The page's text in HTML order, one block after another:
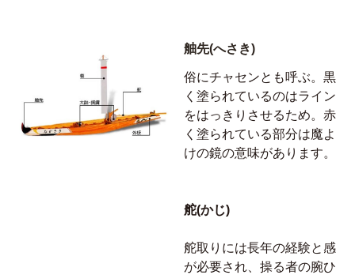
舳先(へさき)
俗にチャセンとも呼ぶ。黒
く塗られているのはライン
をはっきりさせるため。赤
く塗られている部分は魔よ
けの鏡の意味があります。
舵(かじ)
舵取りには長年の経験と感
が必要され、操る者の腕ひ